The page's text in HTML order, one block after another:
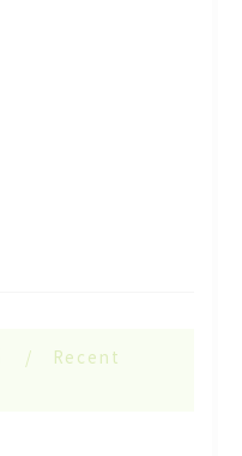
Recent